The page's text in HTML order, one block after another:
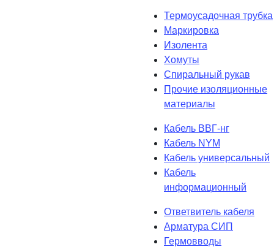
Термоусадочная трубка
Маркировка
Изолента
Хомуты
Спиральный рукав
Прочие изоляционные
материалы
Кабель ВВГ-нг
Кабель NYM
Кабель универсальный
Кабель
информационный
Ответвитель кабеля
Арматура СИП
Гермовводы